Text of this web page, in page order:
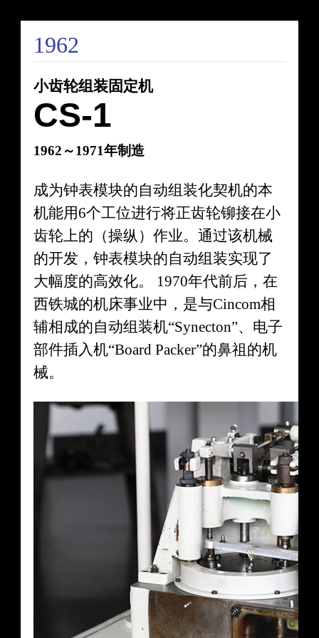
1962
小齿轮组装固定机
CS-1
1962～1971年制造
成为钟表模块的自动组装化契机的本
机能用6个工位进行将正齿轮铆接在小
齿轮上的（操纵）作业。通过该机械
的开发，钟表模块的自动组装实现了
大幅度的高效化。 1970年代前后，在
西铁城的机床事业中，是与Cincom相
辅相成的自动组装机“Synecton”、电子
部件插入机“Board Packer”的鼻祖的机
械。